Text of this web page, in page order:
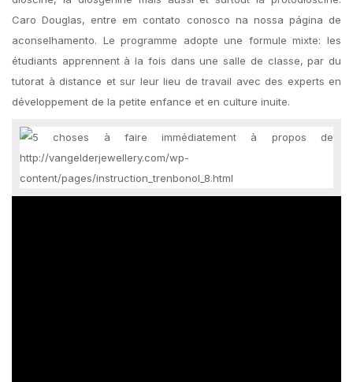
Caro Douglas, entre em contato conosco na nossa página de
aconselhamento. Le programme adopte une formule mixte: les
étudiants apprennent à la fois dans une salle de classe, par du
tutorat à distance et sur leur lieu de travail avec des experts en
développement de la petite enfance et en culture inuite.